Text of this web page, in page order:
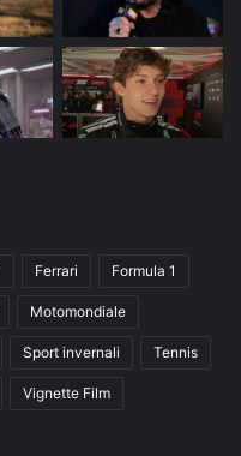
Ferrari Formula 1
Motomondiale
Sport invernali Tennis
Vignette Film